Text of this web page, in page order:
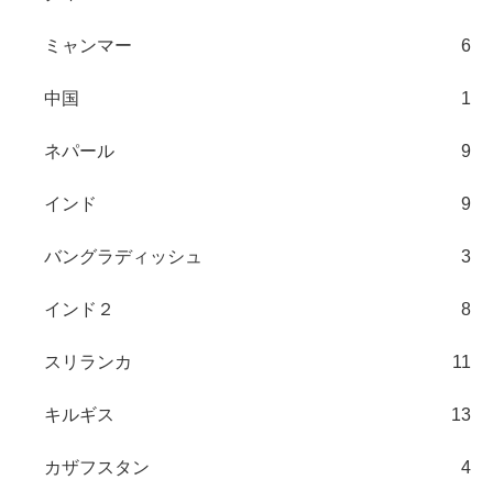
ミャンマー 6
中国 1
ネパール 9
インド 9
バングラディッシュ 3
インド２ 8
スリランカ 11
キルギス 13
カザフスタン 4